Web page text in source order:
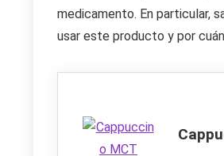
medicamento. En particular,
usar este producto y por